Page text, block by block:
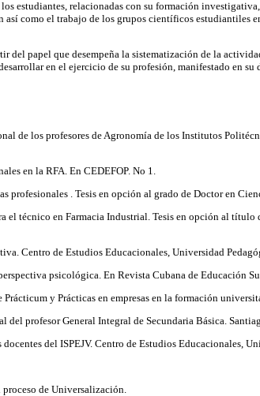
estudiantes, relacionadas con su formación
como el trabajo de los grupos científicos estudiantiles
del papel que desempeña la sistematización de la
en el ejercicio de su profesión, manifestado en su
de los profesores de Agronomía de los Institutos
en la RFA. En CEDEFOP. No 1.
profesionales . Tesis en opción al grado de Doctor en
técnico en Farmacia Industrial. Tesis en opción al
Centro de Estudios Educacionales, Universidad
psicológica. En Revista Cubana de Educación
y Prácticas en empresas en la formación
profesor General Integral de Secundaria Básica.
del ISPEJV. Centro de Estudios Educacionales,
proceso de Universalización.